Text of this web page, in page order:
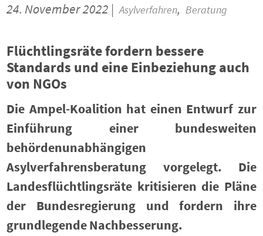
24. November 2022 | Asylverfahren, Beratung
Flüchtlingsräte fordern bessere
Standards und eine Einbeziehung auch
von NGOs
Die Ampel-Koalition hat einen Entwurf zur
Einführung einer bundesweiten
behördenunabhängigen
Asylverfahrensberatung vorgelegt. Die
Landesflüchtlingsräte kritisieren die Pläne
der Bundesregierung und fordern ihre
grundlegende Nachbesserung.